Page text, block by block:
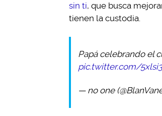
sin ti, que busca
tienen la custodia.
Papá celebrando el
pic.twitter.com/
— no one